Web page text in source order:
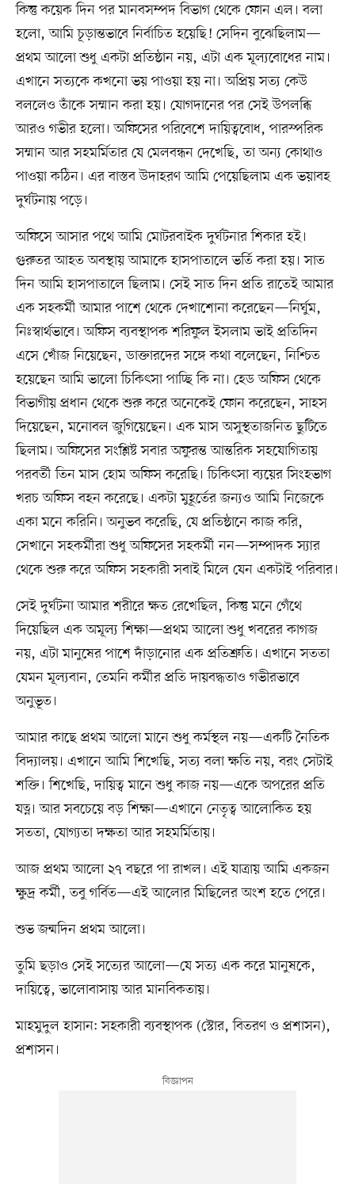
কিন্তু কয়েক দিন পর মানবসম্পদ বিভাগ থেকে ফোন এল। বলা
হলো, আমি চূড়ান্তভাবে নির্বাচিত হয়েছি! সেদিন বুঝেছিলাম—
প্রথম আলো শুধু একটা প্রতিষ্ঠান নয়, এটা এক মূল্যবোধের নাম।
এখানে সত্যকে কখনো ভয় পাওয়া হয় না। অপ্রিয় সত্য কেউ
বললেও তাঁকে সম্মান করা হয়। যোগদানের পর সেই উপলব্ধি
আরও গভীর হলো। অফিসের পরিবেশে দায়িত্ববোধ, পারস্পরিক
সম্মান আর সহমর্মিতার যে মেলবন্ধন দেখেছি, তা অন্য কোথাও
পাওয়া কঠিন। এর বাস্তব উদাহরণ আমি পেয়েছিলাম এক ভয়াবহ
দুর্ঘটনায় পড়ে।
অফিসে আসার পথে আমি মোটরবাইক দুর্ঘটনার শিকার হই।
গুরুতর আহত অবস্থায় আমাকে হাসপাতালে ভর্তি করা হয়। সাত
দিন আমি হাসপাতালে ছিলাম। সেই সাত দিন প্রতি রাতেই আমার
এক সহকর্মী আমার পাশে থেকে দেখাশোনা করেছেন—নির্ঘুম,
নিঃস্বার্থভাবে। অফিস ব্যবস্থাপক শরিফুল ইসলাম ভাই প্রতিদিন
এসে খোঁজ নিয়েছেন, ডাক্তারদের সঙ্গে কথা বলেছেন, নিশ্চিত
হয়েছেন আমি ভালো চিকিৎসা পাচ্ছি কি না। হেড অফিস থেকে
বিভাগীয় প্রধান থেকে শুরু করে অনেকেই ফোন করেছেন, সাহস
দিয়েছেন, মনোবল জুগিয়েছেন। এক মাস অসুস্থতাজনিত ছুটিতে
ছিলাম। অফিসের সংশ্লিষ্ট সবার অফুরন্ত আন্তরিক সহযোগিতায়
পরবর্তী তিন মাস হোম অফিস করেছি। চিকিৎসা ব্যয়ের সিংহভাগ
খরচ অফিস বহন করেছে। একটা মুহূর্তের জন্যও আমি নিজেকে
একা মনে করিনি। অনুভব করেছি, যে প্রতিষ্ঠানে কাজ করি,
সেখানে সহকর্মীরা শুধু অফিসের সহকর্মী নন—সম্পাদক স্যার
থেকে শুরু করে অফিস সহকারী সবাই মিলে যেন একটাই পরিবার।
সেই দুর্ঘটনা আমার শরীরে ক্ষত রেখেছিল, কিন্তু মনে গেঁথে
দিয়েছিল এক অমূল্য শিক্ষা—প্রথম আলো শুধু খবরের কাগজ
নয়, এটা মানুষের পাশে দাঁড়ানোর এক প্রতিশ্রুতি। এখানে সততা
যেমন মূল্যবান, তেমনি কর্মীর প্রতি দায়বদ্ধতাও গভীরভাবে
অনুভূত।
আমার কাছে প্রথম আলো মানে শুধু কর্মস্থল নয়—একটি নৈতিক
বিদ্যালয়। এখানে আমি শিখেছি, সত্য বলা ক্ষতি নয়, বরং সেটাই
শক্তি। শিখেছি, দায়িত্ব মানে শুধু কাজ নয়—একে অপরের প্রতি
যত্ন। আর সবচেয়ে বড় শিক্ষা—এখানে নেতৃত্ব আলোকিত হয়
সততা, যোগ্যতা দক্ষতা আর সহমর্মিতায়।
আজ প্রথম আলো ২৭ বছরে পা রাখল। এই যাত্রায় আমি একজন
ক্ষুদ্র কর্মী, তবু গর্বিত—এই আলোর মিছিলের অংশ হতে পেরে।
শুভ জন্মদিন প্রথম আলো।
তুমি ছড়াও সেই সত্যের আলো—যে সত্য এক করে মানুষকে,
দায়িত্বে, ভালোবাসায় আর মানবিকতায়।
মাহমুদুল হাসান: সহকারী ব্যবস্থাপক (স্টোর, বিতরণ ও প্রশাসন),
প্রশাসন।